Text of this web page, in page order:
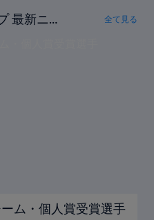
最新ニュ
全て見る
ム・個人賞受賞選手